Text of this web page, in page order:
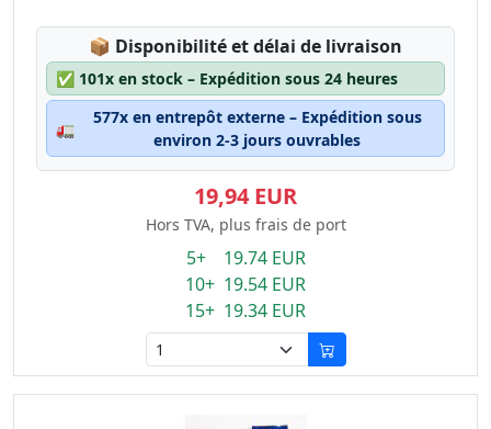
📦 Lagerstatus:
Disponibilité et délai de livraison
✅ 101x en stock – Expédition sous 24 heures
🚛
577x en entrepôt externe – Expédition sous
environ 2-3 jours ouvrables
19,94 EUR
Hors TVA, plus frais de port
5+ 19.74 EUR
10+ 19.54 EUR
15+ 19.34 EUR